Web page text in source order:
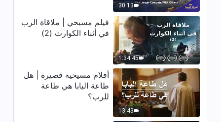
10:07
كلمات الله اليومية: معرفة الله |
اقتباس 44
6:23
كلمات الله اليومية: معرفة الله |
اقتباس 45
كلمات الله اليومية: معرفة الله |
اقتباس 46
30:13
1:34:45
فيلم مسيحي | ملاقاة الرب
في أثناء الكوارث (2)
13:43
أفلام مسيحية قصيرة | هل
طاعة البابا هي طاعة
للرب؟